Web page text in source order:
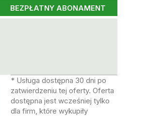
BEZPŁATNY ABONAMENT
* Usługa dostępna 30 dni po
zatwierdzeniu tej oferty. Oferta
dostępna jest wcześniej tylko
dla firm, które wykupiły